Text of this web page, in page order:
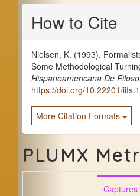
Article
Details
How to Cite
Nielsen, K. (1993).
Some Methodological
Hispanoamericana De
https://doi.org/10.22201/
More Citation Formats
PLUMX
Captures